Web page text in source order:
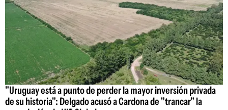
"Uruguay está a punto de perder la mayor inversión privada
de su historia": Delgado acusó a Cardona de "trancar" la